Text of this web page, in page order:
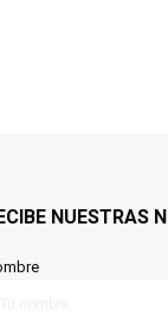
NUESTRAS